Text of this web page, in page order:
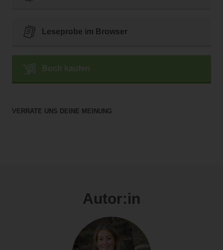
Leseprobe im Browser
Buch kaufen
VERRATE UNS DEINE MEINUNG
Autor:in